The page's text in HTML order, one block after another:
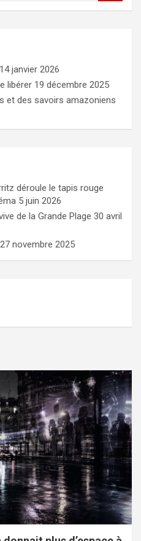
14 janvier 2026
libérer 19 décembre 2025
et des savoirs amazoniens
déroule le tapis rouge
5 juin 2026
de la Grande Plage 30 avril
27 novembre 2025